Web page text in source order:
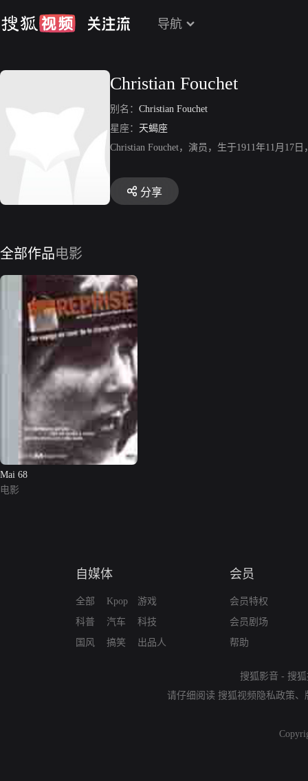
导航
Christian Fouchet
别名： Christian Fouchet
星座： 天蝎座
Christian Fouchet，演员，生于1911年11月17
分享
全部作品电影
Mai 68
电影
自媒体
全部
科普
国风
Kpop
汽车
搞笑
游戏
科技
出品人
会员
会员特权
会员剧场
帮助
搜狐影音 - 搜
请仔细阅读 搜狐视频隐私政策、